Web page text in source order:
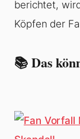
berichtet,
Köpfen der
📚 Das